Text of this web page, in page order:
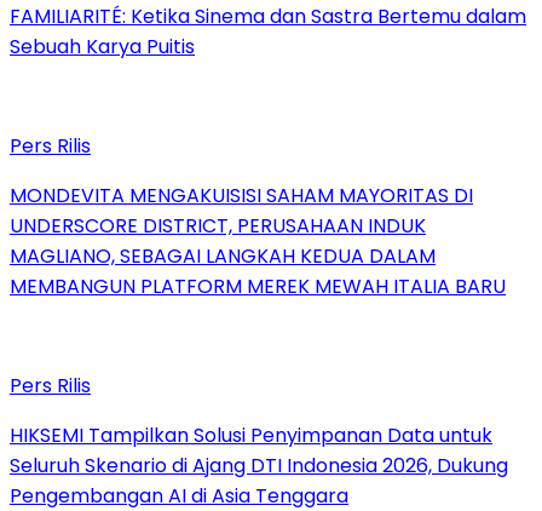
FAMILIARITÉ: Ketika Sinema dan Sastra Bertemu dalam
Sebuah Karya Puitis
Pers Rilis
MONDEVITA MENGAKUISISI SAHAM MAYORITAS DI
UNDERSCORE DISTRICT, PERUSAHAAN INDUK
MAGLIANO, SEBAGAI LANGKAH KEDUA DALAM
MEMBANGUN PLATFORM MEREK MEWAH ITALIA BARU
Pers Rilis
HIKSEMI Tampilkan Solusi Penyimpanan Data untuk
Seluruh Skenario di Ajang DTI Indonesia 2026, Dukung
Pengembangan AI di Asia Tenggara